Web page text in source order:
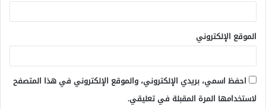
الموقع الإلكتروني
احفظ اسمي، بريدي الإلكتروني، والموقع الإلكتروني في هذا المتصفح
لاستخدامها المرة المقبلة في تعليقي.